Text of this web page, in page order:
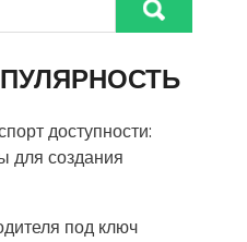
доступности:
для создания
под ключ